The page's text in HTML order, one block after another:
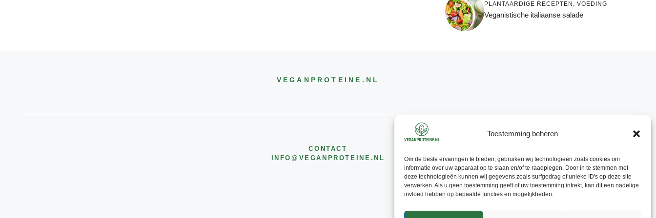
Toestemming beheren
Om de beste ervaringen te bieden, gebruiken wij technologieën zoals cookies om
informatie over uw apparaat op te slaan en/of te raadplegen. Door in te stemmen met
deze technologieën kunnen wij gegevens zoals surfgedrag of unieke ID's op deze site
verwerken. Als u geen toestemming geeft of uw toestemming intrekt, kan dit een nadelige
invloed hebben op bepaalde functies en mogelijkheden.
PLANTAARDIGE RECEPTEN , VOEDING
Veganistische italiaanse salade
VEGANPROTEINE .NL
CONTACT
INFO@ VEGANPROTEINE .NL